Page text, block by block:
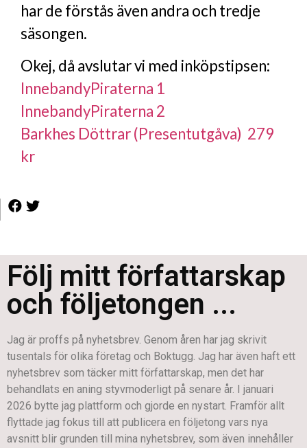
har de förstås även andra och tredje
säsongen.
Okej, då avslutar vi med inköpstipsen:
InnebandyPiraterna 1
InnebandyPiraterna 2
Barkhes Döttrar (Presentutgåva) 279
kr
Följ mitt författarskap
och följetongen ...
Jag är proffs på nyhetsbrev. Genom åren har jag skrivit
tusentals för olika företag och Boktugg. Jag har även haft ett
nyhetsbrev som täcker mitt författarskap, men det har
behandlats en aning styvmoderligt på senare år. I januari
2026 bytte jag plattform och gjorde en nystart. Framför allt
flyttade jag fokus till att publicera en följetong vars nya
avsnitt blir grunden till mina nyhetsbrev, som även innehåller